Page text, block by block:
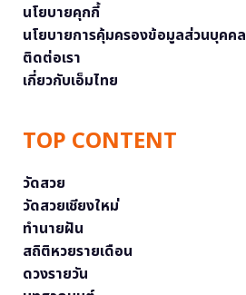
นโยบายคุกกี้
นโยบายการคุ้มครองข้อมูลส่วนบุคคล
ติดต่อเรา
เกี่ยวกับเอ็มไทย
TOP CONTENT
วัดสวย
วัดสวยเชียงใหม่
ทำนายฝัน
สถิติหวยรายเดือน
ดวงรายวัน